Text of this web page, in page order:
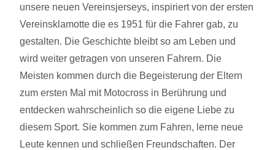
unsere neuen Vereinsjerseys, inspiriert von der ersten
Vereinsklamotte die es 1951 für die Fahrer gab, zu
gestalten. Die Geschichte bleibt so am Leben und
wird weiter getragen von unseren Fahrern. Die
Meisten kommen durch die Begeisterung der Eltern
zum ersten Mal mit Motocross in Berührung und
entdecken wahrscheinlich so die eigene Liebe zu
diesem Sport. Sie kommen zum Fahren, lerne neue
Leute kennen und schließen Freundschaften. Der